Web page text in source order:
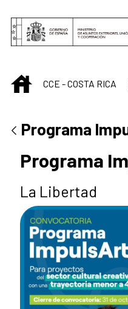
INICIO
CCE - COSTA RICA
Programa
Programa
La Libertad